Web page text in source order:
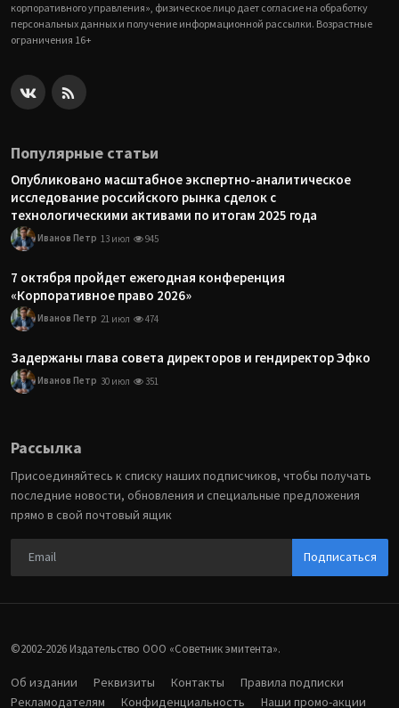
корпоративного управления», физическое лицо дает согласие на обработку
персональных данных и получение информационной рассылки. Возрастные
ограничения 16+
Популярные статьи
Опубликовано масштабное экспертно-аналитическое
исследование российского рынка сделок с
технологическими активами по итогам 2025 года
Иванов Петр 13 июл 945
7 октября пройдет ежегодная конференция
«Корпоративное право 2026»
Иванов Петр 21 июл 474
Задержаны глава совета директоров и гендиректор Эфко
Иванов Петр 30 июл 351
Рассылка
Присоединяйтесь к списку наших подписчиков, чтобы получать
последние новости, обновления и специальные предложения
прямо в свой почтовый ящик
Подписаться
©2002-2026 Издательство ООО «‎Советник эмитента».
Об издании Реквизиты Контакты
Правила подписки
Рекламодателям
Конфиденциальность Наши промо-акции